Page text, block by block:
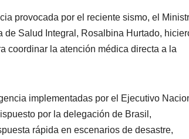
provocada por el reciente sismo, el
Salud Integral, Rosalbina Hurtado,
coordinar la atención médica directa a la
implementadas por el Ejecutivo
por la delegación de Brasil,
rápida en escenarios de desastre,